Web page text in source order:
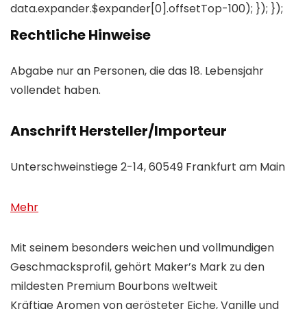
data.expander.$expander[0].offsetTop-100); }); });
Rechtliche Hinweise
Abgabe nur an Personen, die das 18. Lebensjahr
vollendet haben.
Anschrift Hersteller/Importeur
Unterschweinstiege 2-14, 60549 Frankfurt am Main
Mehr
Mit seinem besonders weichen und vollmundigen
Geschmacksprofil, gehört Maker’s Mark zu den
mildesten Premium Bourbons weltweit
Kräftige Aromen von gerösteter Eiche, Vanille und